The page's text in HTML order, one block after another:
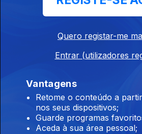
O ativismo digital em Hong
O uso indevido do gás
Pedro Neto, diretor da
Quero registar-me
Entrar (utilizadores
Vantagens
Retome o conteúdo a
nos seus dispositivos;
Guarde programas
Aceda à sua área pessoal;